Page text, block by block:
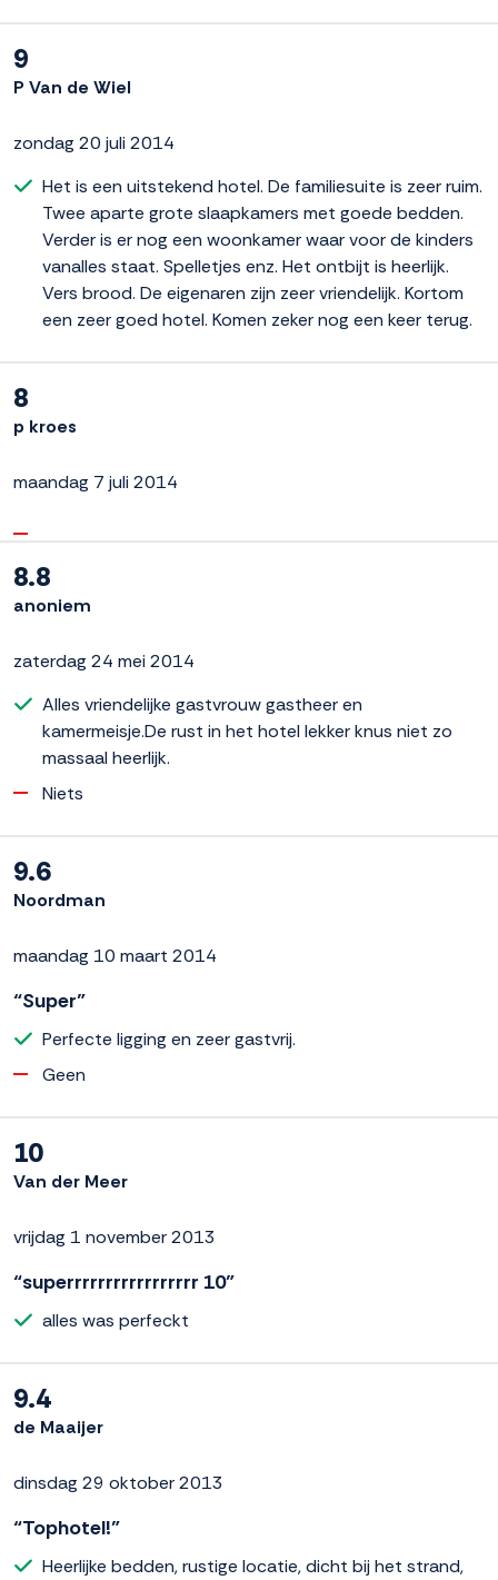
9
P Van de Wiel
zondag 20 juli 2014
Het is een uitstekend hotel. De familiesuite is zeer ruim.
Twee aparte grote slaapkamers met goede bedden.
Verder is er nog een woonkamer waar voor de kinders
vanalles staat. Spelletjes enz. Het ontbijt is heerlijk.
Vers brood. De eigenaren zijn zeer vriendelijk. Kortom
een zeer goed hotel. Komen zeker nog een keer terug.
8
p kroes
maandag 7 juli 2014
8.8
anoniem
zaterdag 24 mei 2014
Alles vriendelijke gastvrouw gastheer en
kamermeisje.De rust in het hotel lekker knus niet zo
massaal heerlijk.
Niets
9.6
Noordman
maandag 10 maart 2014
“Super”
Perfecte ligging en zeer gastvrij.
Geen
10
Van der Meer
vrijdag 1 november 2013
“superrrrrrrrrrrrrrrrr 10”
alles was perfeckt
9.4
de Maaijer
dinsdag 29 oktober 2013
“Tophotel!”
Heerlijke bedden, rustige locatie, dicht bij het strand,